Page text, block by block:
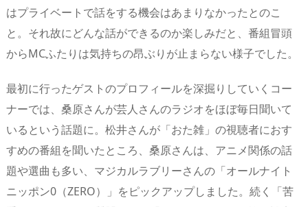
はプライベートで話をする機会はあまりなかったとのこ
と。それ故にどんな話ができるのか楽しみだと、番組冒頭
からMCふたりは気持ちの昂ぶりが止まらない様子でした。
最初に行ったゲストのプロフィールを深掘りしていくコー
ナーでは、桑原さんが芸人さんのラジオをほぼ毎日聞いて
いるという話題に。松井さんが「おた雑」の視聴者におす
すめの番組を聞いたところ、桑原さんは、アニメ関係の話
題や選曲も多い、マジカルラブリーさんの「オールナイト
ニッポン0（ZERO）」をピックアップしました。続く「苦